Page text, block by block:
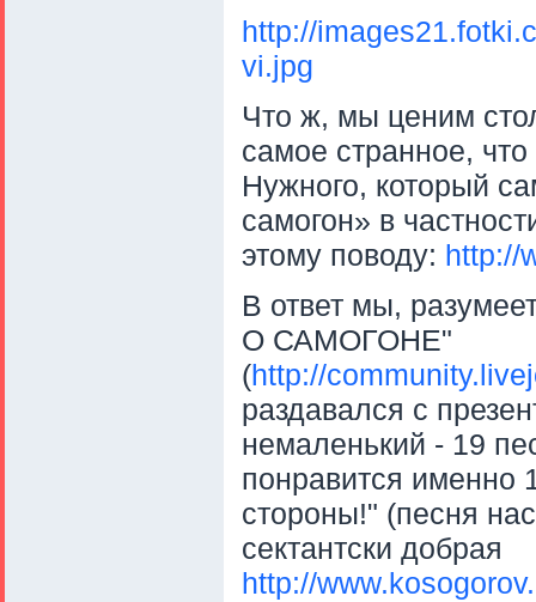
http://
vi.jpg
Что ж, мы ценим
самое странное,
Нужного, который
самогон» в
этому поводу: http://
В ответ мы,
О САМОГОНЕ"
(http://
раздавался с
немаленький - 19
понравится именно
стороны!" (песня
сектантски добрая
http://